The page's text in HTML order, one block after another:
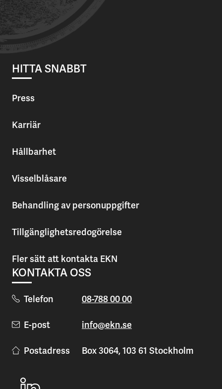
HITTA SNABBT
Press
Karriär
Hållbarhet
Visselblåsare
Behandling av personuppgifter
Tillgänglighetsredogörelse
Fler sätt att kontakta EKN
KONTAKTA OSS
Telefon 08-788 00 00
E-post info@ekn.se
Postadress Box 3064, 103 61 Stockholm